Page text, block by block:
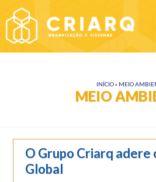
INÍCIO» MEIO
MEIO
O Grupo Criarq adere
Global